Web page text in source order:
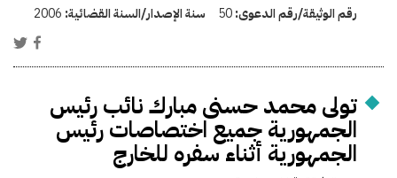
رقم الوثيقة/رقم الدعوى:50 سنة الإصدار/السنة القضائية: 2006
تولى محمد حسنى مبارك نائب رئيس
الجمهورية جميع اختصاصات رئيس
الجمهورية أثناء سفره للخارج